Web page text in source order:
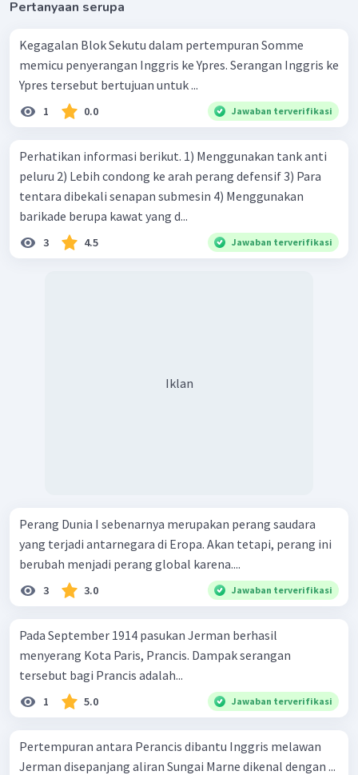
Pertanyaan serupa
Kegagalan Blok Sekutu dalam pertempuran Somme
memicu penyerangan Inggris ke Ypres. Serangan Inggris ke
Ypres tersebut bertujuan untuk ...
1 0.0 Jawaban terverifikasi
Perhatikan informasi berikut. 1) Menggunakan tank anti
peluru 2) Lebih condong ke arah perang defensif 3) Para
tentara dibekali senapan submesin 4) Menggunakan
barikade berupa kawat yang d...
3 4.5 Jawaban terverifikasi
Iklan
Perang Dunia I sebenarnya merupakan perang saudara
yang terjadi antarnegara di Eropa. Akan tetapi, perang ini
berubah menjadi perang global karena....
3 3.0 Jawaban terverifikasi
Pada September 1914 pasukan Jerman berhasil
menyerang Kota Paris, Prancis. Dampak serangan
tersebut bagi Prancis adalah...
1 5.0 Jawaban terverifikasi
Pertempuran antara Perancis dibantu Inggris melawan
Jerman disepanjang aliran Sungai Marne dikenal dengan ...